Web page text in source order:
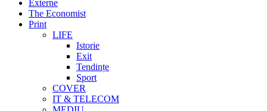
Externe
The Economist
Print
LIFE
Istorie
Exit
Tendințe
Sport
COVER
IT & TELECOM